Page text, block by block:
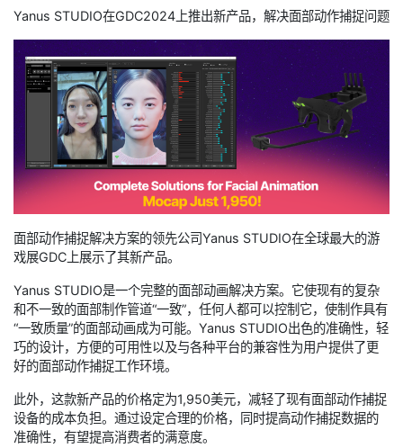
Yanus STUDIO在GDC2024上推出新产品，解决面部动作捕捉问题
面部动作捕捉解决方案的领先公司Yanus STUDIO在全球最大的游
戏展GDC上展示了其新产品。
Yanus STUDIO是一个完整的面部动画解决方案。它使现有的复杂
和不一致的面部制作管道“一致”，任何人都可以控制它，使制作具有
“一致质量”的面部动画成为可能。Yanus STUDIO出色的准确性，轻
巧的设计，方便的可用性以及与各种平台的兼容性为用户提供了更
好的面部动作捕捉工作环境。
此外，这款新产品的价格定为1,950美元，减轻了现有面部动作捕捉
设备的成本负担。通过设定合理的价格，同时提高动作捕捉数据的
准确性，有望提高消费者的满意度。